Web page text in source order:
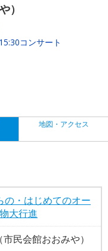
）
コンサート
地図・アクセス
の・はじめてのオー
大行進
民会館おおみや）